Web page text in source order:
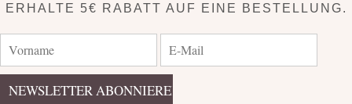
ERHALTE 5€ RABATT AUF EINE BESTELLUNG.